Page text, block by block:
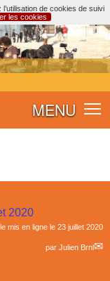
de cookies de suivi
les cookies
MENU
2020
mis en ligne le 23 juillet 2020
par Julien Brnl